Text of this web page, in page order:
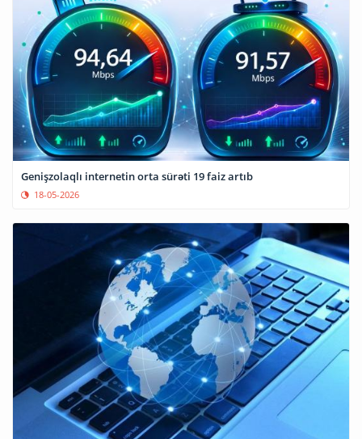
Genişzolaqlı internetin orta sürəti 19 faiz artıb
18-05-2026